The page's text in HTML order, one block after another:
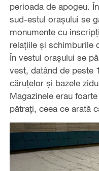
perioada de apogeu.
sud-estul orașului se
monumente cu
relațiile și schimburile
În vestul orașului se
vest, datând de peste
căruțelor și bazele
Magazinele erau
pătrați, ceea ce arată